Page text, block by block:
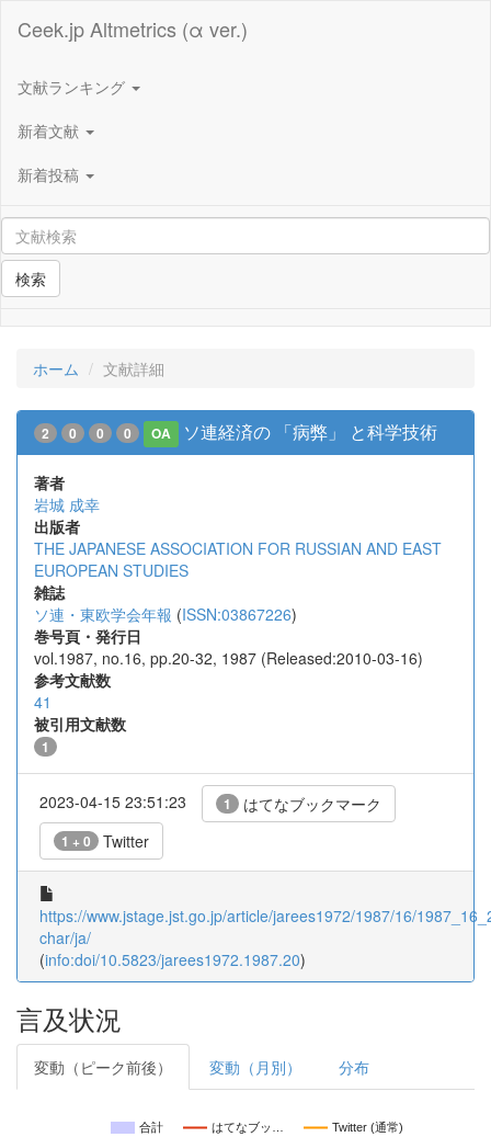
Ceek.jp Altmetrics (α ver.)
文献ランキング
新着文献
新着投稿
検索
ホーム 文献詳細
2 0 0 0 OA ソ連経済の 「病弊」 と科学技術
著者
岩城 成幸
出版者
THE JAPANESE ASSOCIATION FOR RUSSIAN AND EAST
EUROPEAN STUDIES
雑誌
ソ連・東欧学会年報 (ISSN:03867226)
巻号頁・発行日
vol.1987, no.16, pp.20-32, 1987 (Released:2010-03-16)
参考文献数
41
被引用文献数
1
2023-04-15 23:51:23 1 はてなブックマーク
1 + 0 Twitter
https://www.jstage.jst.go.jp/article/jarees1972/1987/16/
char/ja/
(info:doi/10.5823/jarees1972.1987.20)
言及状況
変動（ピーク前後） 変動（月別） 分布
合計 はてなブッ… Twitter (通常)